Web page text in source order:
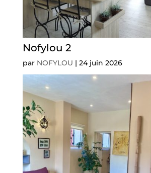
Nofylou 2
par NOFYLOU | 24 juin 2026